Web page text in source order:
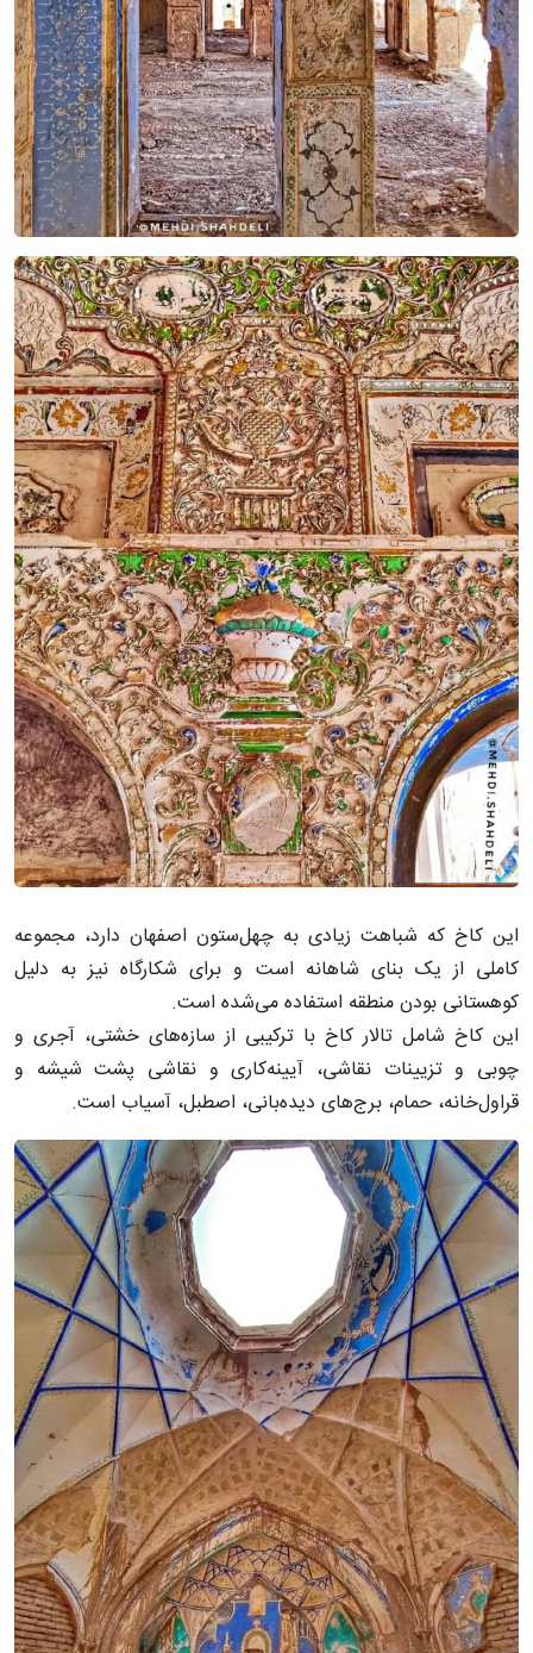
این کاخ که شباهت زیادی به چهل‌ستون اصفهان دارد، مجموعه
کاملی از یک بنای شاهانه است و برای شکارگاه نیز به دلیل
کوهستانی بودن منطقه استفاده می‌شده است.
این کاخ شامل تالار کاخ با ترکیبی از سازه‌های خشتی، آجری و
چوبی و تزیینات نقاشی، آیینه‌کاری و نقاشی پشت شیشه و
قراول‌خانه، حمام، برج‌های دیده‌بانی، اصطبل، آسیاب است.